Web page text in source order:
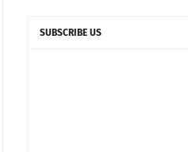
SUBSCRIBE US